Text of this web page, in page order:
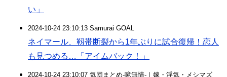
い」
2024-10-24 23:10:13 Samurai GOAL
ネイマール、靱帯断裂から1年ぶりに試合復帰！恋人
も見つめる…「アイムバック！」
2024-10-24 23:10:07 気団まとめ-噫無情-｜嫁・浮気・メシマズ